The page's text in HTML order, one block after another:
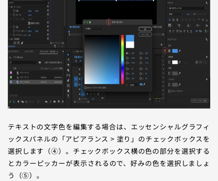
テキストの文字色を編集する場合は、エッセンシャルグラフィ
ックスパネルの「アピアランス > 塗り」のチェックボックスを
選択します（④）。チェックボックス横の色の部分を選択する
とカラーピッカーが表示されるので、好みの色を選択しましょ
う（⑤）。